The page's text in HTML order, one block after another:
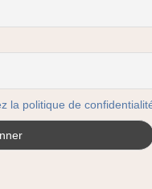
la politique de